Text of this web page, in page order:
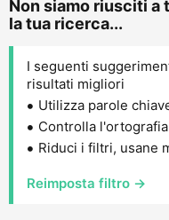
Non siamo riusciti a
la tua ricerca...
I seguenti
risultati migliori
Utilizza parole
Controlla
Riduci i filtri, usane
Reimposta filtro →